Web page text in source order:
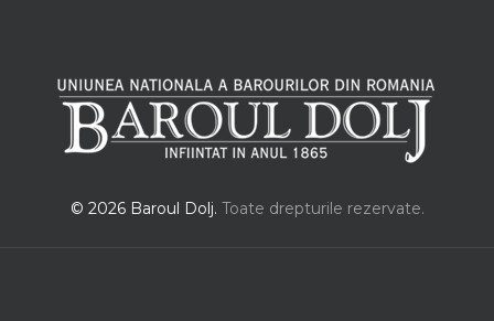
© 2026 Baroul Dolj. Toate drepturile rezervate.